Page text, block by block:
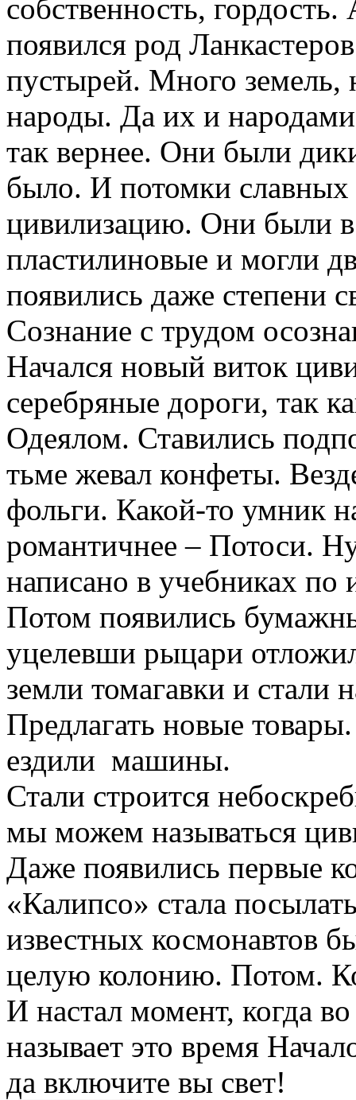
собственность, гордость.
появился род
пустырей. Много земель,
народы. Да их и
так вернее. Они были
было. И потомки
цивилизацию. Они были
пластилиновые и могли
появились даже степени
Сознание с трудом
Начался новый виток
серебряные дороги, так
Одеялом. Ставились
тьме жевал конфеты.
фольги. Какой-то умник
романтичнее – Потоси.
написано в учебниках по
Потом появились
уцелевши рыцари
земли томагавки и стали
Предлагать новые
ездили машины.
Стали строится
мы можем называться
Даже появились первые
«Калипсо» стала
известных космонавтов
целую колонию. Потом.
И настал момент, когда
называет это время
да включите вы свет!